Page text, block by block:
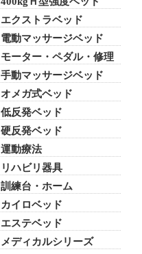
エクストラベッド
電動マッサージベッド
モーター・ペダル・修理
手動マッサージベッド
オメガ式ベッド
低反発ベッド
硬反発ベッド
運動療法
リハビリ器具
訓練台・ホーム
カイロベッド
エステベッド
メディカルシリーズ